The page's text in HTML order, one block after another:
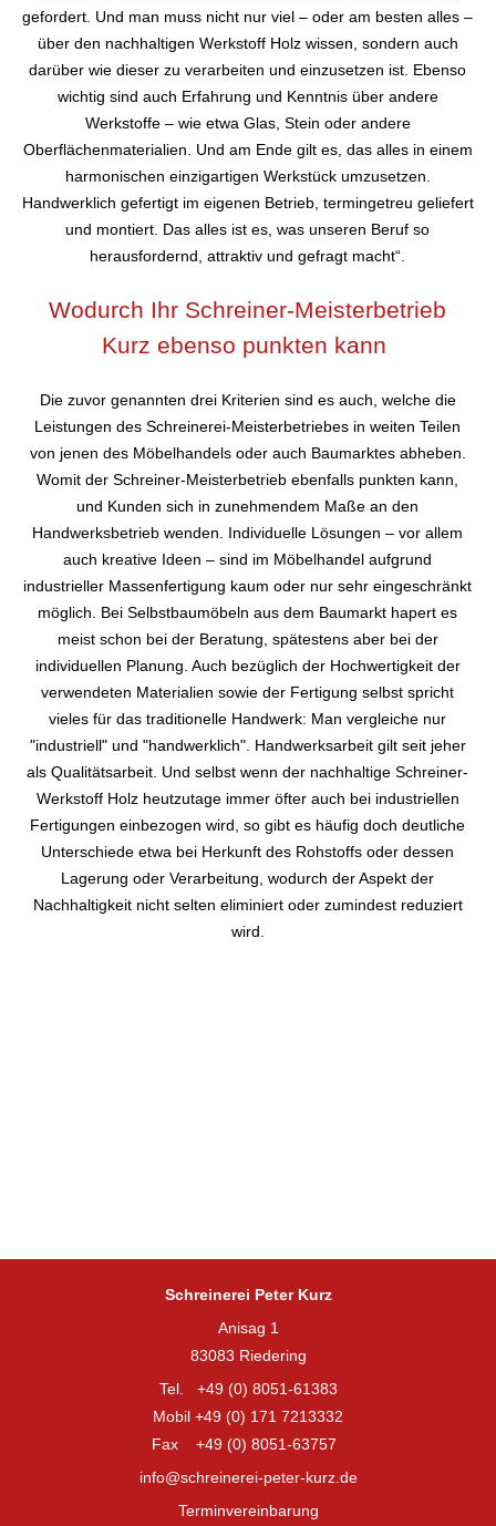
gefordert. Und man muss nicht nur viel – oder am besten alles –
über den nachhaltigen Werkstoff Holz wissen, sondern auch
darüber wie dieser zu verarbeiten und einzusetzen ist. Ebenso
wichtig sind auch Erfahrung und Kenntnis über andere
Werkstoffe – wie etwa Glas, Stein oder andere
Oberflächenmaterialien. Und am Ende gilt es, das alles in einem
harmonischen einzigartigen Werkstück umzusetzen.
Handwerklich gefertigt im eigenen Betrieb, termingetreu geliefert
und montiert. Das alles ist es, was unseren Beruf so
herausfordernd, attraktiv und gefragt macht“.
Wodurch Ihr Schreiner-Meisterbetrieb
Kurz ebenso punkten kann
Die zuvor genannten drei Kriterien sind es auch, welche die
Leistungen des Schreinerei-Meisterbetriebes in weiten Teilen
von jenen des Möbelhandels oder auch Baumarktes abheben.
Womit der Schreiner-Meisterbetrieb ebenfalls punkten kann,
und Kunden sich in zunehmendem Maße an den
Handwerksbetrieb wenden. Individuelle Lösungen – vor allem
auch kreative Ideen – sind im Möbelhandel aufgrund
industrieller Massenfertigung kaum oder nur sehr eingeschränkt
möglich. Bei Selbstbaumöbeln aus dem Baumarkt hapert es
meist schon bei der Beratung, spätestens aber bei der
individuellen Planung. Auch bezüglich der Hochwertigkeit der
verwendeten Materialien sowie der Fertigung selbst spricht
vieles für das traditionelle Handwerk: Man vergleiche nur
"industriell" und "handwerklich". Handwerksarbeit gilt seit jeher
als Qualitätsarbeit. Und selbst wenn der nachhaltige Schreiner-
Werkstoff Holz heutzutage immer öfter auch bei industriellen
Fertigungen einbezogen wird, so gibt es häufig doch deutliche
Unterschiede etwa bei Herkunft des Rohstoffs oder dessen
Lagerung oder Verarbeitung, wodurch der Aspekt der
Nachhaltigkeit nicht selten eliminiert oder zumindest reduziert
wird.
Schreinerei Peter Kurz
Anisag 1
83083 Riedering
Tel. +49 (0) 8051-61383
Mobil +49 (0) 171 7213332
Fax +49 (0) 8051-63757
info@schreinerei-peter-kurz.de
Terminvereinbarung